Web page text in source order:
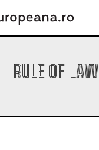
RULE OF LAW